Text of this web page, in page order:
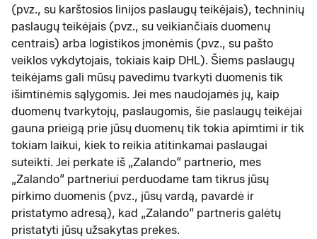
(pvz., su karštosios linijos paslaugų teikėjais), techninių
paslaugų teikėjais (pvz., su veikiančiais duomenų
centrais) arba logistikos įmonėmis (pvz., su pašto
veiklos vykdytojais, tokiais kaip DHL). Šiems paslaugų
teikėjams gali mūsų pavedimu tvarkyti duomenis tik
išimtinėmis sąlygomis. Jei mes naudojamės jų, kaip
duomenų tvarkytojų, paslaugomis, šie paslaugų teikėjai
gauna prieigą prie jūsų duomenų tik tokia apimtimi ir tik
tokiam laikui, kiek to reikia atitinkamai paslaugai
suteikti. Jei perkate iš „Zalando“ partnerio, mes
„Zalando“ partneriui perduodame tam tikrus jūsų
pirkimo duomenis (pvz., jūsų vardą, pavardė ir
pristatymo adresą), kad „Zalando“ partneris galėtų
pristatyti jūsų užsakytas prekes.